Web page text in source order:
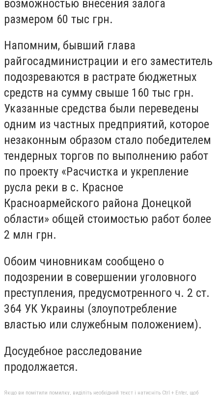
возможностью внесения залога
размером 60 тыс грн.
Напомним, бывший глава
райгосадминистрации и его заместитель
подозреваются в растрате бюджетных
средств на сумму свыше 160 тыс грн.
Указанные средства были переведены
одним из частных предприятий, которое
незаконным образом стало победителем
тендерных торгов по выполнению работ
по проекту «Расчистка и укрепление
русла реки в с. Красное
Красноармейского района Донецкой
области» общей стоимостью работ более
2 млн грн.
Обоим чиновникам сообщено о
подозрении в совершении уголовного
преступления, предусмотренного ч. 2 ст.
364 УК Украины (злоупотребление
властью или служебным положением).
Досудебное расследование
продолжается.
Якщо ви помітили помилку, виділіть необхідний текст і натисніть Ctrl + Enter, щоб